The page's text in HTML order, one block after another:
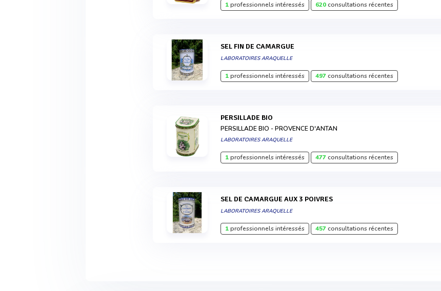
1professionnels intéressés 620consultations récentes
SEL FIN DE CAMARGUE
LABORATOIRES ARAQUELLE
1professionnels intéressés 497consultations récentes
PERSILLADE BIO
PERSILLADE BIO - PROVENCE D'ANTAN
LABORATOIRES ARAQUELLE
1professionnels intéressés 477consultations récentes
SEL DE CAMARGUE AUX 3 POIVRES
LABORATOIRES ARAQUELLE
1professionnels intéressés 457consultations récentes